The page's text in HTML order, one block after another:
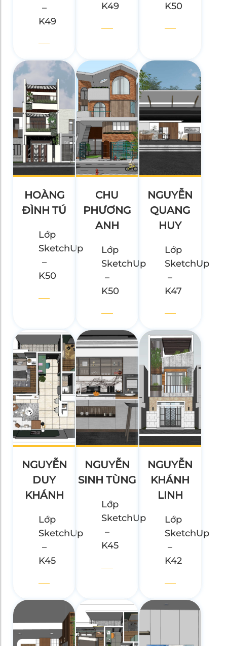
–
K49
K49
K50
HOÀNG
ĐÌNH TÚ
Lớp
SketchUp
–
K50
CHU
PHƯƠNG
ANH
Lớp
SketchUp
–
K50
NGUYỄN
QUANG
HUY
Lớp
SketchUp
–
K47
NGUYỄN
DUY
KHÁNH
Lớp
SketchUp
–
K45
NGUYỄN
SINH TÙNG
Lớp
SketchUp
–
K45
NGUYỄN
KHÁNH
LINH
Lớp
SketchUp
–
K42